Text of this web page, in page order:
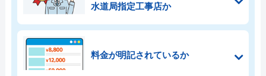
水道局指定工事店か
料金が明記されているか